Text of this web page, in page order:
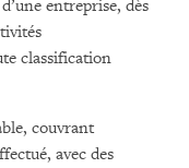
entreprise, dès
classification
couvrant
avec des